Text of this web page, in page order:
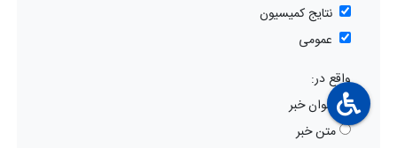
نتایج کمیسیون
عمومی
واقع در:
عنوان خبر
متن خبر